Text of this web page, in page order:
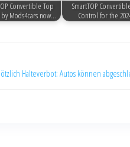
Convertible Top
Mods4cars now…
SmartTOP
Control for the
Halteverbot: Autos können